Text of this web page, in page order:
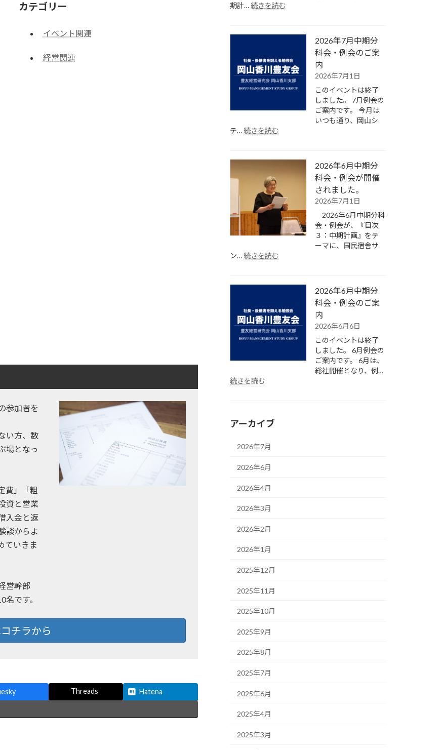
カテゴリー
イベント関連
経営関連
参加者を
い方、数
場となっ
費」「粗
資と営業
入金と返
談からよ
ていきま
営幹部
です。
チラから
Threads Hatena
ご
期計…続きを読む
2026
期
分
科
会・
会
れ
2026年7月中期分
科会・例会のご案
内
2026年7月1日
このイベントは終了
しました。 7月例会の
ご案内です。 今月は
いつも通り、岡山シ
テ…続きを読む
2026
分
科
会・
例
会
ご
2026年6月中期分
科会・例会が開催
されました。
2026年7月1日
2026年6月中期分科
会・例会が、『目次
３：中期計画』をテ
ーマに、国民宿舎サ
ン…続きを読む
2026
期
分
科
会・
会
2026年6月中期分
科会・例会のご案
内
2026年6月6日
このイベントは終了
しました。 6月例会の
ご案内です。 6月は、
総社開催となり、例…
続きを読む
2026
中
分
会・
会
ご
内
アーカイブ
2026年7月
2026年6月
2026年4月
2026年3月
2026年2月
2026年1月
2025年12月
2025年11月
2025年10月
2025年9月
2025年8月
2025年7月
2025年6月
2025年4月
2025年3月